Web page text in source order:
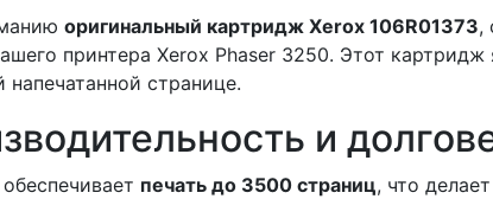
оригинальный картридж Xerox 106R01373,
принтера Xerox Phaser 3250. Этот
странице.
и
печать до 3500 страниц, что